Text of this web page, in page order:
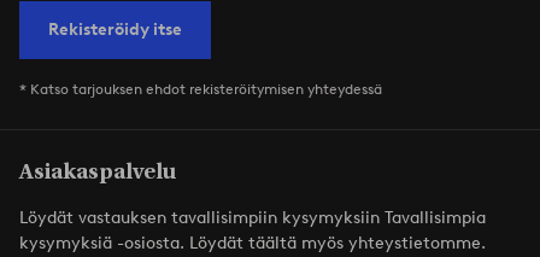
Rekisteröidy itse
* Katso tarjouksen ehdot rekisteröitymisen yhteydessä
Asiakaspalvelu
Löydät vastauksen tavallisimpiin kysymyksiin Tavallisimpia
kysymyksiä -osiosta. Löydät täältä myös yhteystietomme.